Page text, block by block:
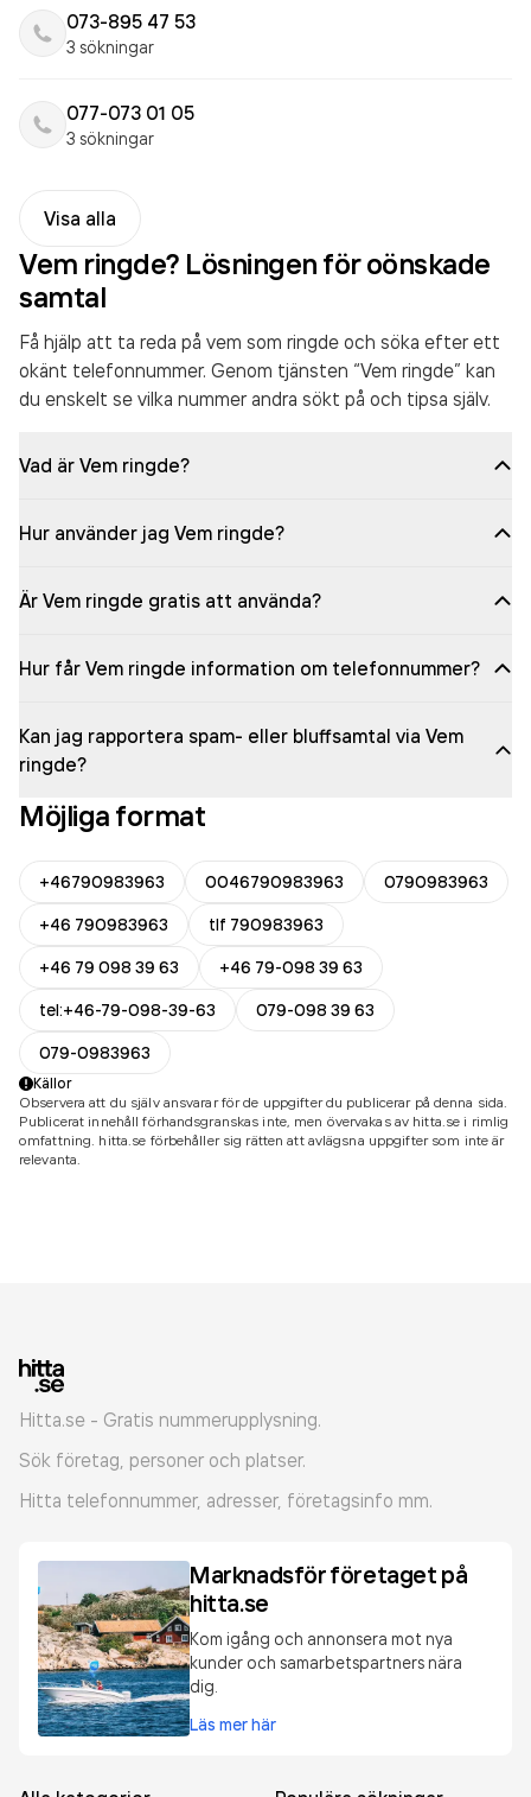
073-895 47 53
3 sökningar
077-073 01 05
3 sökningar
Visa alla
Vem ringde? Lösningen för oönskade
samtal
Få hjälp att ta reda på vem som ringde och söka efter ett
okänt telefonnummer. Genom tjänsten “Vem ringde” kan
du enskelt se vilka nummer andra sökt på och tipsa själv.
Vad är Vem ringde?
Hur använder jag Vem ringde?
Är Vem ringde gratis att använda?
Hur får Vem ringde information om telefonnummer?
Kan jag rapportera spam- eller bluffsamtal via Vem
ringde?
Möjliga format
+46790983963 0046790983963
0790983963
+46 790983963
tlf 790983963
+46 79 098 39 63
+46 79-098 39 63
tel:+46-79-098-39-63
079-098 39 63
079-0983963
Källor
Observera att du själv ansvarar för de uppgifter du publicerar på denna sida.
Publicerat innehåll förhandsgranskas inte, men övervakas av hitta.se i rimlig
omfattning. hitta.se förbehåller sig rätten att avlägsna uppgifter som inte är
relevanta.
Hitta.se - Gratis nummerupplysning.
Sök företag, personer och platser.
Hitta telefonnummer, adresser, företagsinfo mm.
Marknadsför företaget på
hitta.se
Kom igång och annonsera mot nya
kunder och samarbetspartners nära
dig.
Läs mer här